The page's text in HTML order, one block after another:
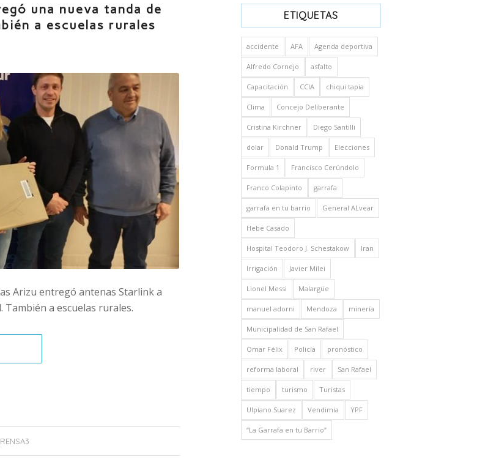
una nueva tanda de
a escuelas rurales
Arizu entregó antenas Starlink a
También a escuelas rurales.
ETIQUETAS
accidente AFA Agenda deportiva
Alfredo Cornejo asfalto
Capacitación CCIA chiqui tapia
Clima Concejo Deliberante
Cristina Kirchner Diego Santilli
dolar Donald Trump Elecciones
Formula 1 Francisco Cerúndolo
Franco Colapinto garrafa
garrafa en tu barrio General ALvear
Hebe Casado
Hospital Teodoro J. Schestakow Iran
Irrigación Javier Milei
Lionel Messi Malargüe
manuel adorni Mendoza minería
Municipalidad de San Rafael
Omar Félix Policía pronóstico
reforma laboral river San Rafael
tiempo turismo Turistas
Ulpiano Suarez Vendimia YPF
“La Garrafa en tu Barrio”